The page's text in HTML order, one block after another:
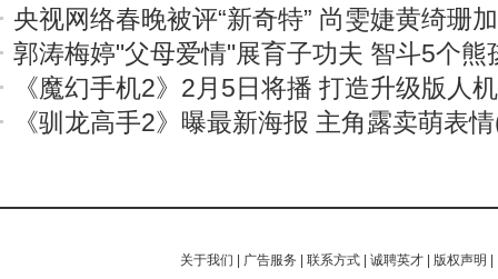
央视网络春晚被评“新奇特” 尚雯婕黄绮珊
郭涛梅婷"父母爱情"展育子功夫 智斗5个熊
《魔幻手机2》2月5日将播 打造升级版人
《驯龙高手2》曝最新海报 主角露卖萌表
关于我们 广告服务 |联系方式 |诚聘英才 版权声明